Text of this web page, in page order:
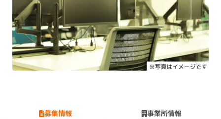
募集情報 事業所情報